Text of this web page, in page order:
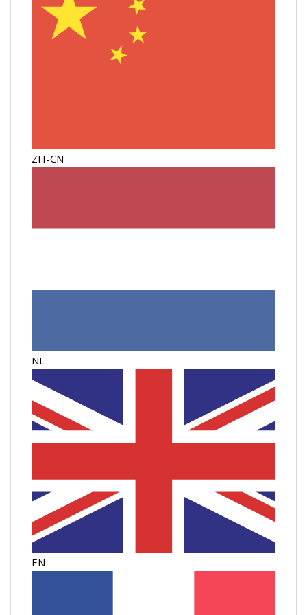
ZH-CN
NL
EN